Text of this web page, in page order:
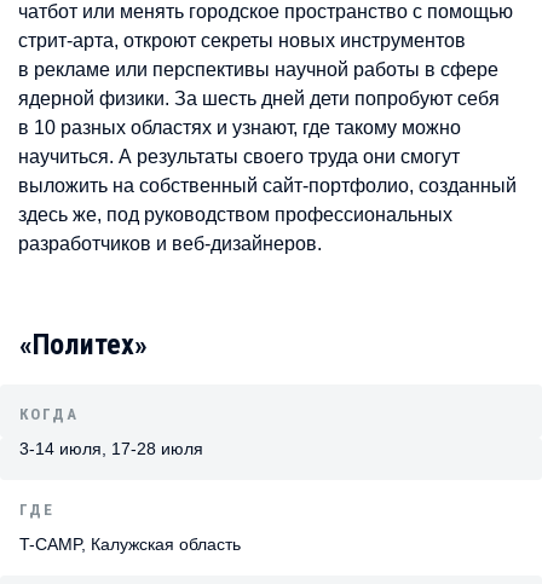
чатбот или менять городское пространство с помощью
стрит-арта, откроют секреты новых инструментов
в рекламе или перспективы научной работы в сфере
ядерной физики. За шесть дней дети попробуют себя
в 10 разных областях и узнают, где такому можно
научиться. А результаты своего труда они смогут
выложить на собственный сайт-портфолио, созданный
здесь же, под руководством профессиональных
разработчиков и веб-дизайнеров.
«Политех»
КОГДА
3-14 июля, 17-28 июля
ГДЕ
T-CAMP, Калужская область